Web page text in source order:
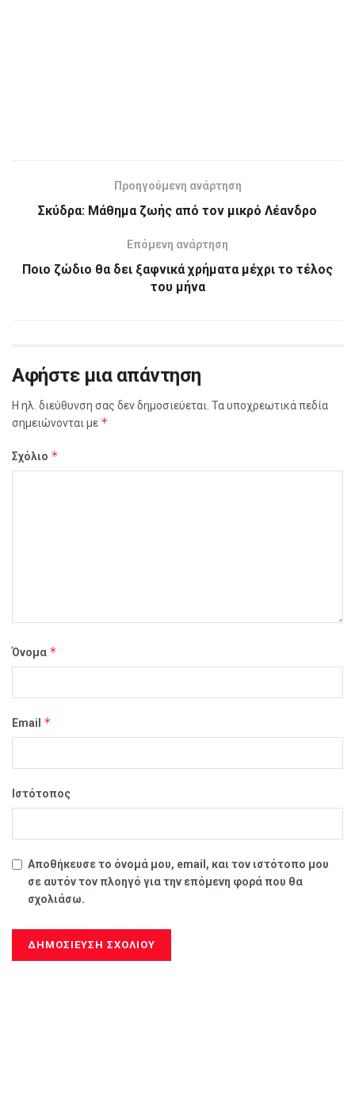
Προηγούμενη ανάρτηση
Σκύδρα: Μάθημα ζωής από τον μικρό Λέανδρο
Επόμενη ανάρτηση
Ποιο ζώδιο θα δει ξαφνικά χρήματα μέχρι το τέλος
του μήνα
Αφήστε μια απάντηση
Η ηλ. διεύθυνση σας δεν δημοσιεύεται. Τα υποχρεωτικά πεδία
σημειώνονται με *
Σχόλιο *
Όνομα *
Email *
Ιστότοπος
Αποθήκευσε το όνομά μου, email, και τον ιστότοπο μου
σε αυτόν τον πλοηγό για την επόμενη φορά που θα
σχολιάσω.